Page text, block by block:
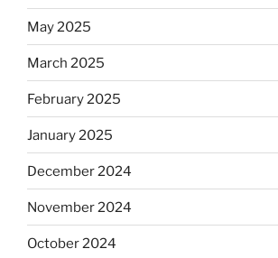
May 2025
March 2025
February 2025
January 2025
December 2024
November 2024
October 2024